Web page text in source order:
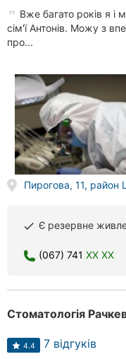
Вже багато років я і
сім'ї Антонів. Можу з
про...
Пирогова, 11, район
done Є резервне
(067) 741 XX XX
Стоматологія
4.4 7 відгуків